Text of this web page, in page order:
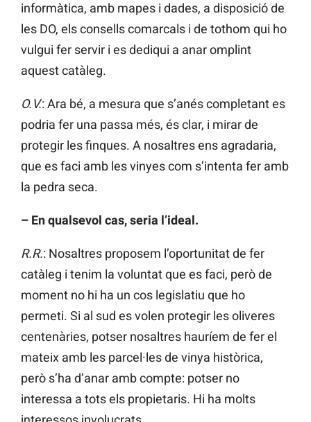
informàtica, amb mapes i dades, a disposició de
les DO, els consells comarcals i de tothom qui ho
vulgui fer servir i es dediqui a anar omplint
aquest catàleg.
O.V.: Ara bé, a mesura que s’anés completant es
podria fer una passa més, és clar, i mirar de
protegir les finques. A nosaltres ens agradaria,
que es faci amb les vinyes com s’intenta fer amb
la pedra seca.
– En qualsevol cas, seria l’ideal.
R.R.: Nosaltres proposem l’oportunitat de fer
catàleg i tenim la voluntat que es faci, però de
moment no hi ha un cos legislatiu que ho
permeti. Si al sud es volen protegir les oliveres
centenàries, potser nosaltres hauríem de fer el
mateix amb les parcel·les de vinya històrica,
però s’ha d’anar amb compte: potser no
interessa a tots els propietaris. Hi ha molts